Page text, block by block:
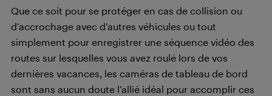
Que ce soit pour se protéger en cas de collision ou
d’accrochage avec d’autres véhicules ou tout
simplement pour enregistrer une séquence vidéo des
routes sur lesquelles vous avez roulé lors de vos
dernières vacances, les caméras de tableau de bord
sont sans aucun doute l’allié idéal pour accomplir ces